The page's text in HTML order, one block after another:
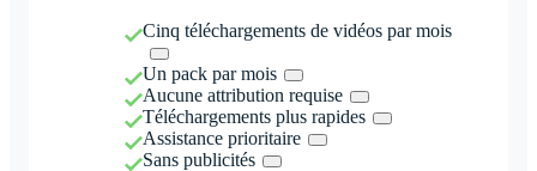
Cinq téléchargements de vidéos par mois
Un pack par mois
Aucune attribution requise
Téléchargements plus rapides
Assistance prioritaire
Sans publicités